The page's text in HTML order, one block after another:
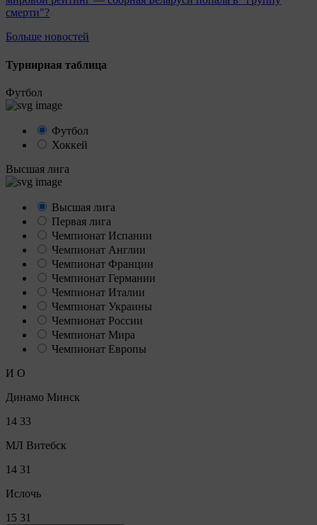
смерти"?
Больше новостей
Турнирная таблица
Футбол
Футбол
Хоккей
Высшая лига
Высшая лига
Первая лига
Чемпионат Испании
Чемпионат Англии
Чемпионат Франции
Чемпионат Германии
Чемпионат Италии
Чемпионат Украины
Чемпионат России
Чемпионат Мира
Чемпионат Европы
И О
Динамо Минск
14 33
МЛ Витебск
14 31
Ислочь
15 31